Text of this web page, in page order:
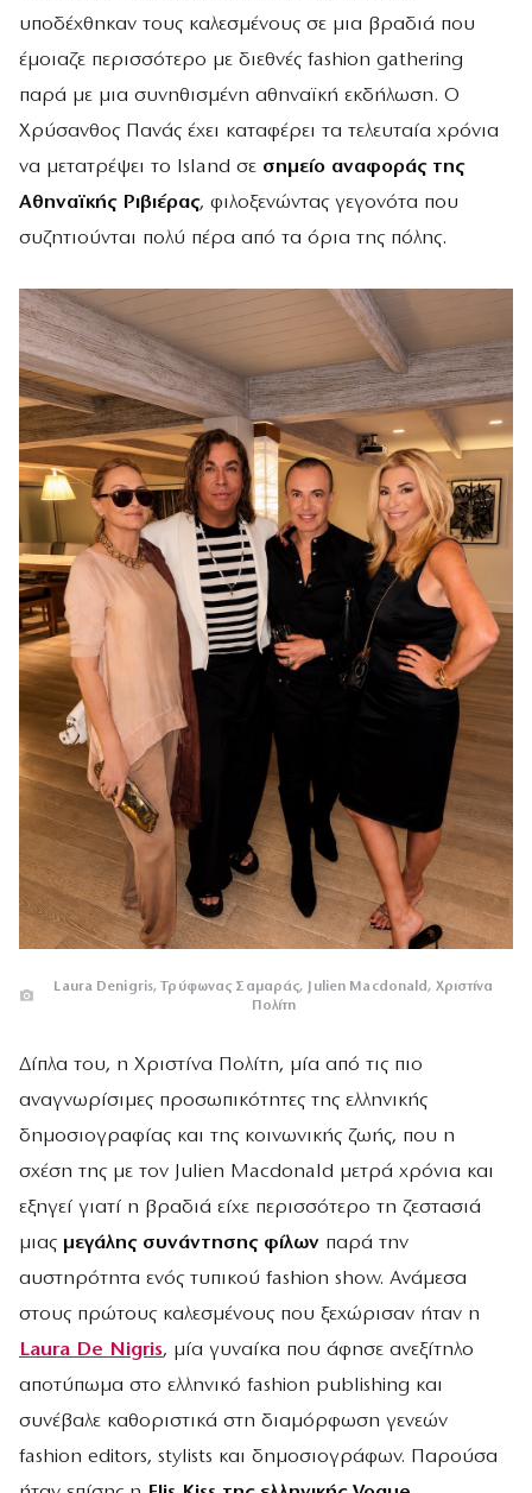
υποδέχθηκαν τους καλεσμένους σε μια βραδιά που
έμοιαζε περισσότερο με διεθνές fashion gathering
παρά με μια συνηθισμένη αθηναϊκή εκδήλωση. Ο
Χρύσανθος Πανάς έχει καταφέρει τα τελευταία χρόνια
να μετατρέψει το Island σε σημείο αναφοράς της
Αθηναϊκής Ριβιέρας, φιλοξενώντας γεγονότα που
συζητιούνται πολύ πέρα από τα όρια της πόλης.
Laura Denigris, Τρύφωνας Σαμαράς, Julien Macdonald, Χριστίνα
Πολίτη
Δίπλα του, η Χριστίνα Πολίτη, μία από τις πιο
αναγνωρίσιμες προσωπικότητες της ελληνικής
δημοσιογραφίας και της κοινωνικής ζωής, που η
σχέση της με τον Julien Macdonald μετρά χρόνια και
εξηγεί γιατί η βραδιά είχε περισσότερο τη ζεστασιά
μιας μεγάλης συνάντησης φίλων παρά την
αυστηρότητα ενός τυπικού fashion show. Ανάμεσα
στους πρώτους καλεσμένους που ξεχώρισαν ήταν η
Laura De Nigris, μία γυναίκα που άφησε ανεξίτηλο
αποτύπωμα στο ελληνικό fashion publishing και
συνέβαλε καθοριστικά στη διαμόρφωση γενεών
fashion editors, stylists και δημοσιογράφων. Παρούσα